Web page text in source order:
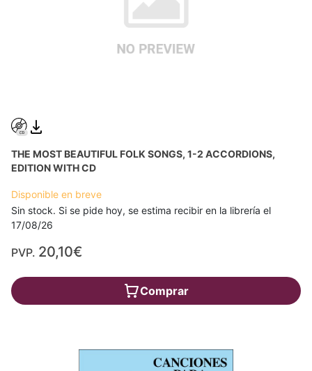
THE MOST BEAUTIFUL FOLK SONGS, 1-2 ACCORDIONS,
EDITION WITH CD
Disponible en breve
Sin stock. Si se pide hoy, se estima recibir en la librería el
17/08/26
PVP. 20,10€
Comprar